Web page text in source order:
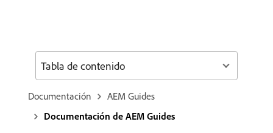
Documentación
AEM Guides
Documentación de AEM Guides
Tabla de contenido